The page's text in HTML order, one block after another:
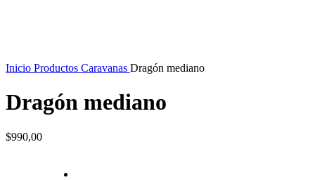
Inicio Productos Caravanas Dragón mediano
Dragón mediano
$990,00